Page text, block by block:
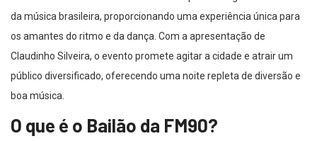
da música brasileira, proporcionando uma experiência única para
os amantes do ritmo e da dança. Com a apresentação de
Claudinho Silveira, o evento promete agitar a cidade e atrair um
público diversificado, oferecendo uma noite repleta de diversão e
boa música.
O que é o Bailão da FM90?